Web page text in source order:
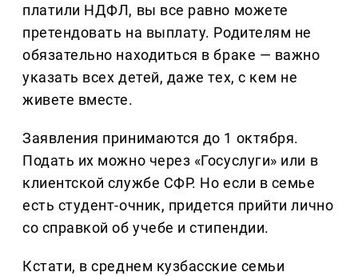
платили НДФЛ, вы все равно можете
претендовать на выплату. Родителям не
обязательно находиться в браке — важно
указать всех детей, даже тех, с кем не
живете вместе.
Заявления принимаются до 1 октября.
Подать их можно через «Госуслуги» или в
клиентской службе СФР. Но если в семье
есть студент-очник, придется прийти лично
со справкой об учебе и стипендии.
Кстати, в среднем кузбасские семьи